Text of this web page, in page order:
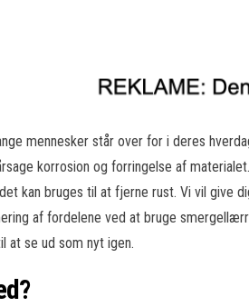
mennesker står over for i deres
korrosion og forringelse af
kan bruges til at fjerne rust. Vi vil
af fordelene ved at bruge
at se ud som nyt igen.